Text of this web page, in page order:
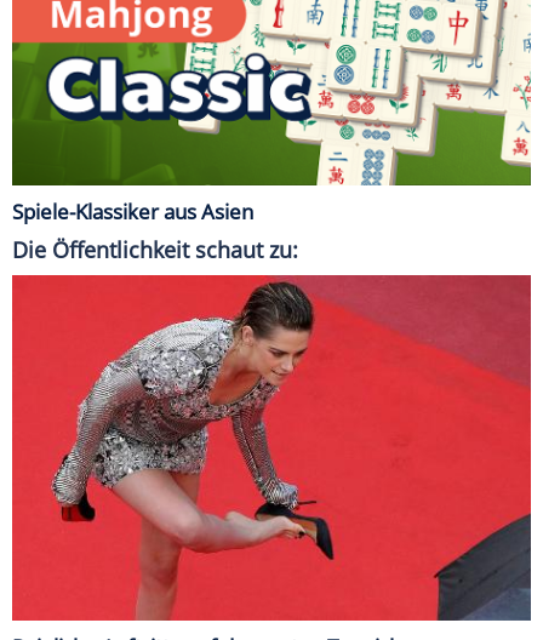
Spiele-Klassiker aus Asien
Die Öffentlichkeit schaut zu: